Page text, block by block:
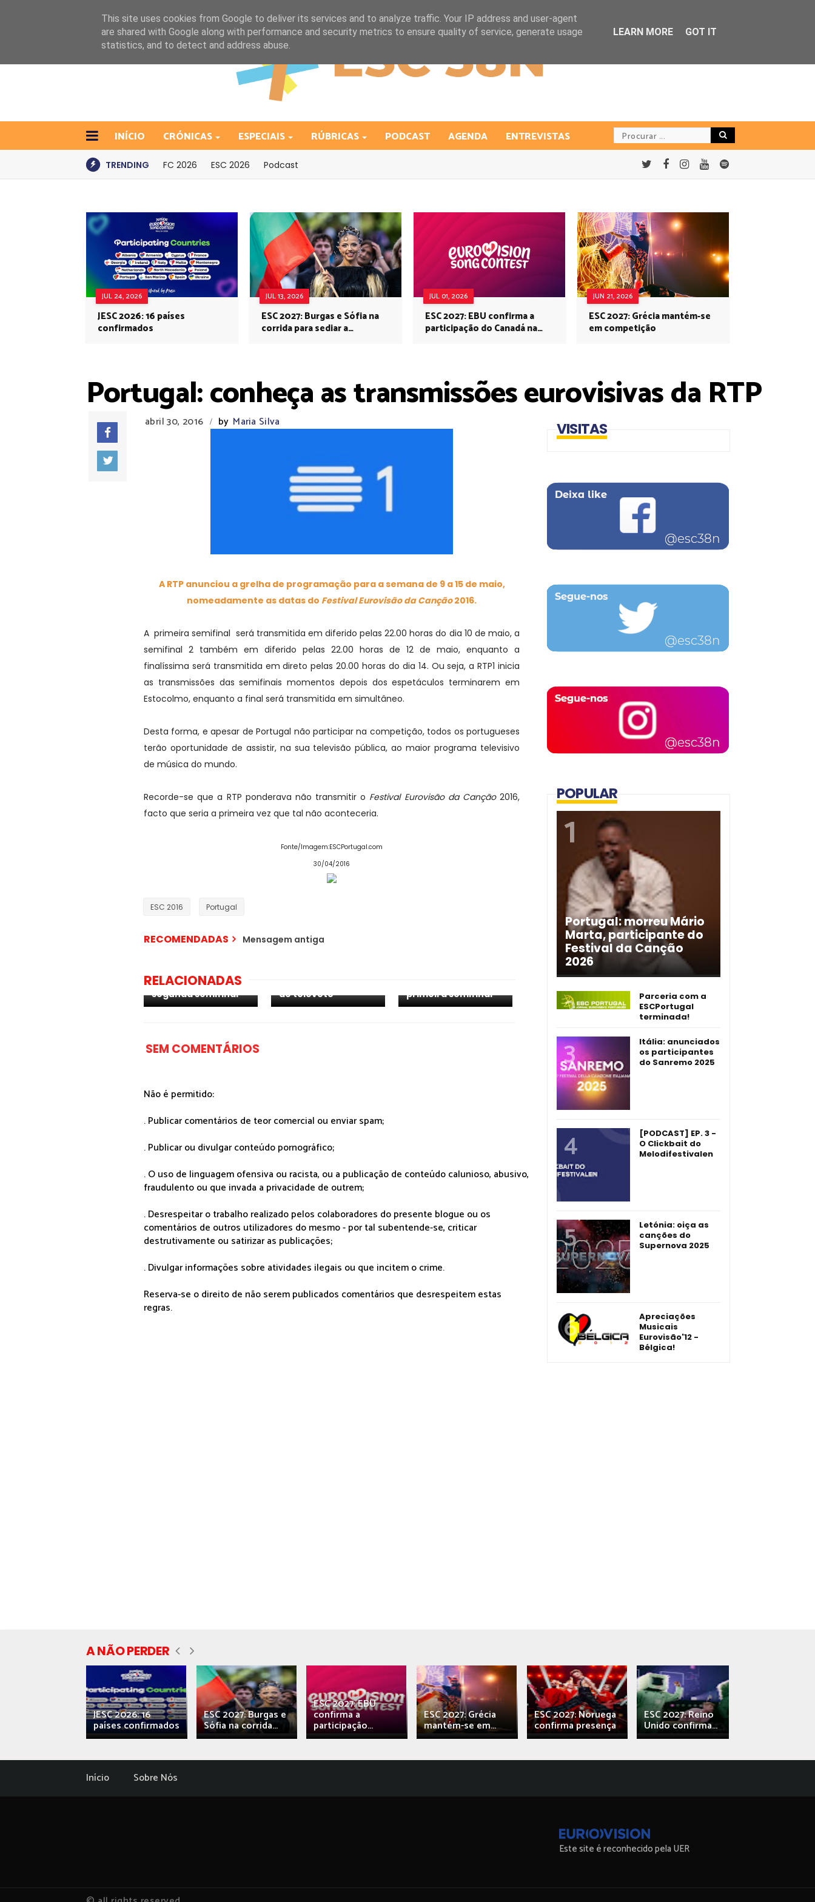
INÍCIO CRÓNICAS ESPECIAIS RÚBRICAS PODCAST AGENDA ENTREVISTAS
TRENDING FC 2026 ESC 2026 Podcast
JUL 24, 2026
JESC 2026: 16 países
confirmados
JUL 13, 2026
ESC 2027: Burgas e Sófia na
corrida para sediar a
JUL 01, 2026
ESC 2027: EBU confirma a
participação do Canadá na
JUN 21, 2026
ESC 2027: Grécia mantém-se
em competição
Portugal: conheça as transmissões eurovisivas da RTP
abril 30, 2016 / by Maria Silva
A RTP anunciou a grelha de programação para a semana de 9 a 15 de maio,
nomeadamente as datas do Festival Eurovisão da Canção2016.
A primeira semifinal será transmitida em diferido pelas 22.00 horas do dia 10 de maio, a
semifinal 2 também em diferido pelas 22.00 horas de 12 de maio, enquanto a
finalíssima será transmitida em direto pelas 20.00 horas do dia 14. Ou seja, a RTP1 inicia
as transmissões das semifinais momentos depois dos espetáculos terminarem em
Estocolmo, enquanto a final será transmitida em simultâneo.
Desta forma, e apesar de Portugal não participar na competição, todos os portugueses
terão oportunidade de assistir, na sua televisão pública, ao maior programa televisivo
de música do mundo.
Recorde-se que a RTP ponderava não transmitir o Festival Eurovisão da Canção2016,
facto que seria a primeira vez que tal não aconteceria.
Fonte/Imagem:ESCPortugal.com
30/04/2016
ESC 2016 Portugal
RECOMENDADAS Mensagem antiga
RELACIONADAS
Rescaldo da
segunda semifinal
de televoto
primeira semifinal
SEM COMENTÁRIOS
Não é permitido:
. Publicar comentários de teor comercial ou enviar spam;
. Publicar ou divulgar conteúdo pornográfico;
. O uso de linguagem ofensiva ou racista, ou a publicação de conteúdo calunioso, abusivo,
fraudulento ou que invada a privacidade de outrem;
. Desrespeitar o trabalho realizado pelos colaboradores do presente blogue ou os
comentários de outros utilizadores do mesmo - por tal subentende-se, criticar
destrutivamente ou satirizar as publicações;
. Divulgar informações sobre atividades ilegais ou que incitem o crime.
Reserva-se o direito de não serem publicados comentários que desrespeitem estas
regras.
VISITAS
POPULAR
Portugal: morreu Mário
Marta, participante do
Festival da Canção
2026
Parceria com a
ESCPortugal
terminada!
Itália: anunciados
os participantes
do Sanremo 2025
[PODCAST] EP. 3 -
O Clickbait do
Melodifestivalen
Letónia: oiça as
canções do
Supernova 2025
Apreciações
Musicais
Eurovisão'12 -
Bélgica!
A NÃO PERDER
JESC 2026: 16
países confirmados
ESC 2027: Burgas e
Sófia na corrida...
ESC 2027: EBU
confirma a
participação...
ESC 2027: Grécia
mantém-se em...
ESC 2027: Noruega
confirma presença
ESC 2027: Reino
Unido confirma...
Início Sobre Nós
Este site é reconhecido pela UER
This site uses cookies from Google to deliver its services and to analyze traffic. Your IP address and user-agent
are shared with Google along with performance and security metrics to ensure quality of service, generate usage
statistics, and to detect and address abuse.
LEARN MORE GOT IT